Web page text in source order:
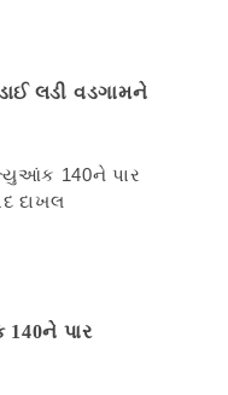
લડી વડગામને
140ને પાર